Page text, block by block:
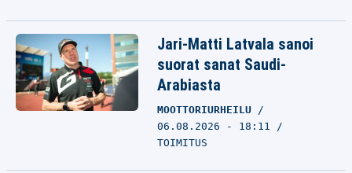
Jari-Matti Latvala sanoi
suorat sanat Saudi-
Arabiasta
MOOTTORIURHEILU
06.08.2026 - 18:11
TOIMITUS